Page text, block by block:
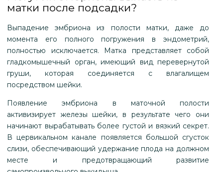
матки после подсадки?
Выпадение эмбриона из полости матки, даже до
момента его полного погружения в эндометрий,
полностью исключается. Матка представляет собой
гладкомышечный орган, имеющий вид перевернутой
груши, которая соединяется с влагалищем
посредством шейки.
Появление эмбриона в маточной полости
активизирует железы шейки, в результате чего они
начинают вырабатывать более густой и вязкий секрет.
В цервикальном канале появляется большой сгусток
слизи, обеспечивающий удержание плода на должном
месте и предотвращающий развитие